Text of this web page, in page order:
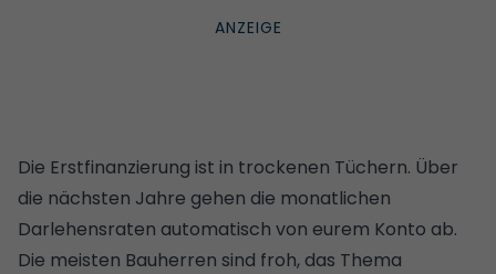
Die Erstfinanzierung ist in trockenen Tüchern. Über
die nächsten Jahre gehen die monatlichen
Darlehensraten automatisch von eurem Konto ab.
Die meisten Bauherren sind froh, das Thema